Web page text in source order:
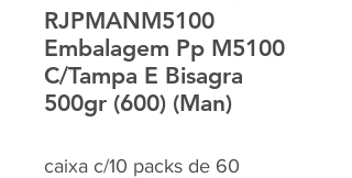
RJPMANM5100
Embalagem Pp M5100
C/Tampa E Bisagra
500gr (600) (Man)
caixa c/10 packs de 60